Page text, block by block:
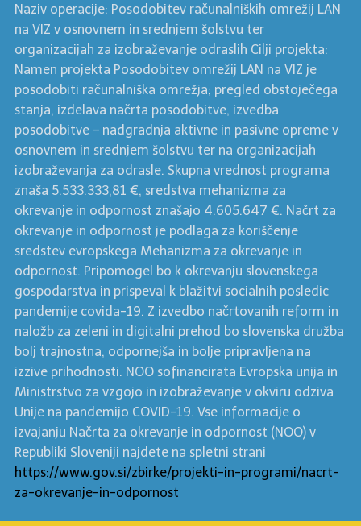
Naziv operacije: Posodobitev računalniških omrežij LAN
na VIZ v osnovnem in srednjem šolstvu ter
organizacijah za izobraževanje odraslih Cilji projekta:
Namen projekta Posodobitev omrežij LAN na VIZ je
posodobiti računalniška omrežja; pregled obstoječega
stanja, izdelava načrta posodobitve, izvedba
posodobitve – nadgradnja aktivne in pasivne opreme v
osnovnem in srednjem šolstvu ter na organizacijah
izobraževanja za odrasle. Skupna vrednost programa
znaša 5.533.333,81 €, sredstva mehanizma za
okrevanje in odpornost znašajo 4.605.647 €. Načrt za
okrevanje in odpornost je podlaga za koriščenje
sredstev evropskega Mehanizma za okrevanje in
odpornost. Pripomogel bo k okrevanju slovenskega
gospodarstva in prispeval k blažitvi socialnih posledic
pandemije covida-19. Z izvedbo načrtovanih reform in
naložb za zeleni in digitalni prehod bo slovenska družba
bolj trajnostna, odpornejša in bolje pripravljena na
izzive prihodnosti. NOO sofinancirata Evropska unija in
Ministrstvo za vzgojo in izobraževanje v okviru odziva
Unije na pandemijo COVID-19. Vse informacije o
izvajanju Načrta za okrevanje in odpornost (NOO) v
Republiki Sloveniji najdete na spletni strani
https://www.gov.si/zbirke/projekti-in-programi/nacrt-
za-okrevanje-in-odpornost